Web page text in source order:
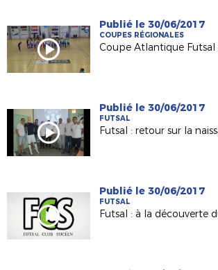
Publié le 30/06/2017
COUPES RÉGIONALES
Publié le 30/06/2017
FUTSAL
Publié le 30/06/2017
FUTSAL